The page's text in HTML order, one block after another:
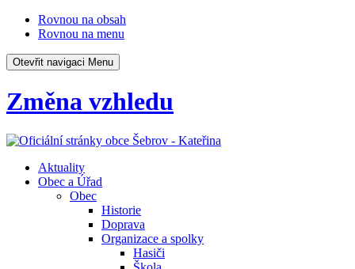
Rovnou na obsah
Rovnou na menu
Otevřit navigaci Menu
Změna vzhledu
Aktuality
Obec a Úřad
Obec
Historie
Doprava
Organizace a spolky
Hasiči